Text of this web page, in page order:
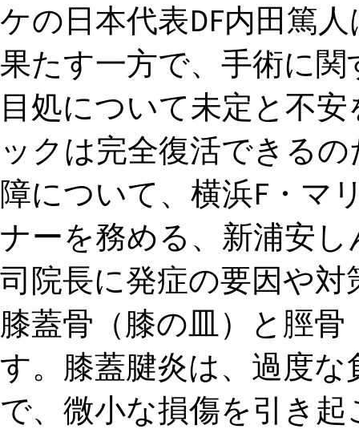
ケの日本代表DF内田篤
果たす一方で、手術に
目処について未定と不
ックは完全復活できる
障について、横浜F・マ
ナーを務める、新浦安
司院長に発症の要因や
膝蓋骨（膝の皿）と脛
す。膝蓋腱炎は、過度
で、微小な損傷を引き